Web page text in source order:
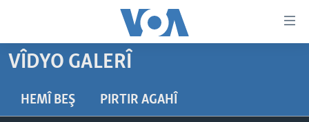
Yekser
here
naveroka
serekî
NÛÇE
VÎDYO GALERÎ
HEMÎ BEŞ PIRTIR AGAHÎ